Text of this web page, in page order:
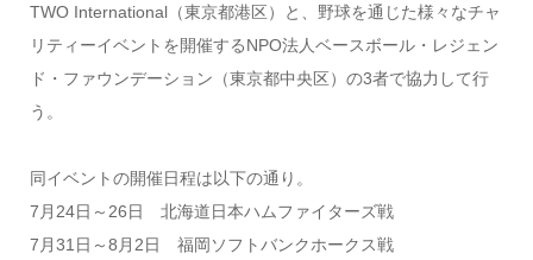
TWO International（東京都港区）と、野球を通じた様々なチャ
リティーイベントを開催するNPO法人ベースボール・レジェン
ド・ファウンデーション（東京都中央区）の3者で協力して行
う。
同イベントの開催日程は以下の通り。
7月24日～26日 北海道日本ハムファイターズ戦
7月31日～8月2日 福岡ソフトバンクホークス戦